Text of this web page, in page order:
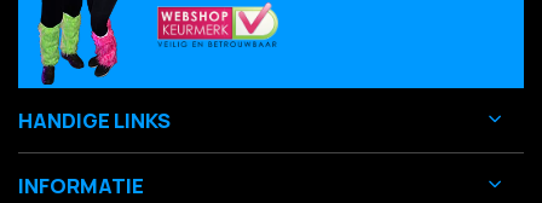
HANDIGE LINKS
INFORMATIE